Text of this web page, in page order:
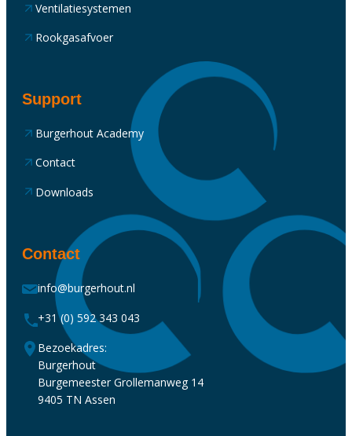
Ventilatiesystemen
Rookgasafvoer
Support
Burgerhout Academy
Contact
Downloads
Contact
info@burgerhout.nl
+31 (0) 592 343 043
Bezoekadres:
Burgerhout
Burgemeester Grollemanweg 14
9405 TN Assen